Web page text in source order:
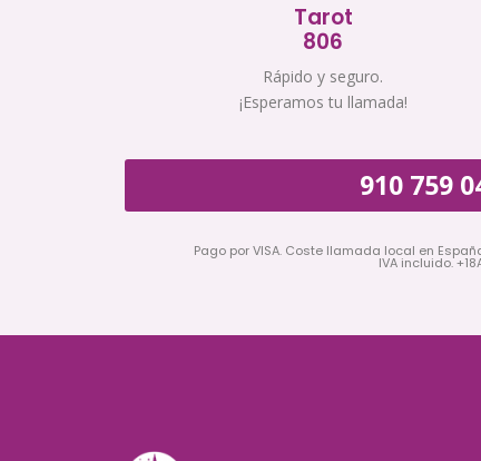
Tarot
806
Rápido y seguro.
¡Esperamos tu llamada!
910 759
Pago por VISA. Coste llamada local en
IVA incluido.